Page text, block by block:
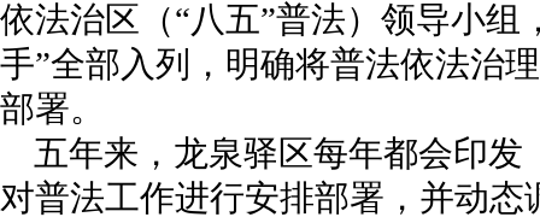
依法治区（“八五”普法）领导小组
手”全部入列，明确将普法依法治
部署。
五年来，龙泉驿区每年都会印
对普法工作进行安排部署，并动